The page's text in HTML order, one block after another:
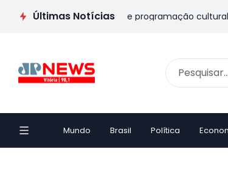
Últimas Notícias
Pais no ES: veja passeios e programação cultural
Mundo Brasil Política